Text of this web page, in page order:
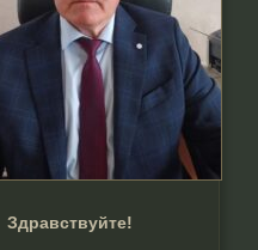
Здравствуйте!